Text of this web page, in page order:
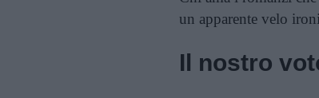
un apparente velo
Il nostro